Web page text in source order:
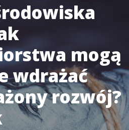
mogą
wdrażać
rozwój?